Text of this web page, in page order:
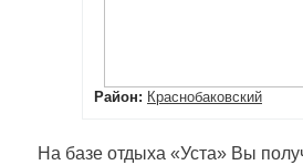
Район: Краснобаковский
На базе отдыха «Уста» Вы